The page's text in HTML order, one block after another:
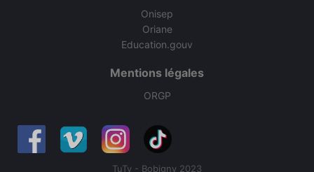
Onisep
Oriane
Education.gouv
Mentions légales
ORGP
TuTv - Bobigny 2023